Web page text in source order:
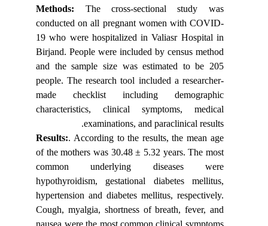
Methods:The cross-sectional study was
conducted on all pregnant women with COVID-
19 who were hospitalized in Valiasr Hospital in
Birjand. People were included by census method
and the sample size was estimated to be 205
people. The research tool included a researcher-
made checklist including demographic
characteristics,
clinical symptoms, medical
examinations, and paraclinical results.
Results:. According to the results, the mean age
of the mothers was 30.48 ± 5.32 years. The most
common underlying
diseases were
hypothyroidism, gestational diabetes mellitus,
hypertension and diabetes mellitus, respectively.
Cough, myalgia, shortness of breath, fever, and
nausea were the most common clinical symptoms